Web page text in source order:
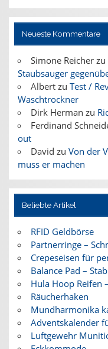
Neueste Kommentare
Simone Reicherzu
Staubsauger
Albertzu Test /
Waschtrockner
Dirk Herman zu
Ferdinand
out
David zu Von der
muss er machen
Beliebte Artikel
RFID Geldbörse
Partnerringe –
Crepeseisen für
Balance Pad –
Hula Hoop Reifen
Räucherhaken
Mundharmonika
Adventskalender
Luftgewehr